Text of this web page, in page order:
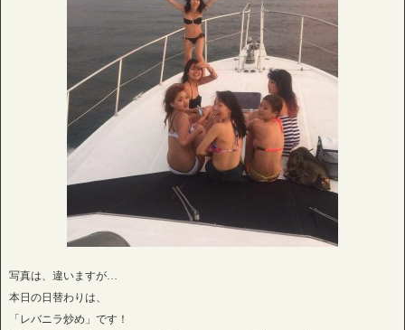
写真は、違いますが…
本日の日替わりは、
「レバニラ炒め」です！